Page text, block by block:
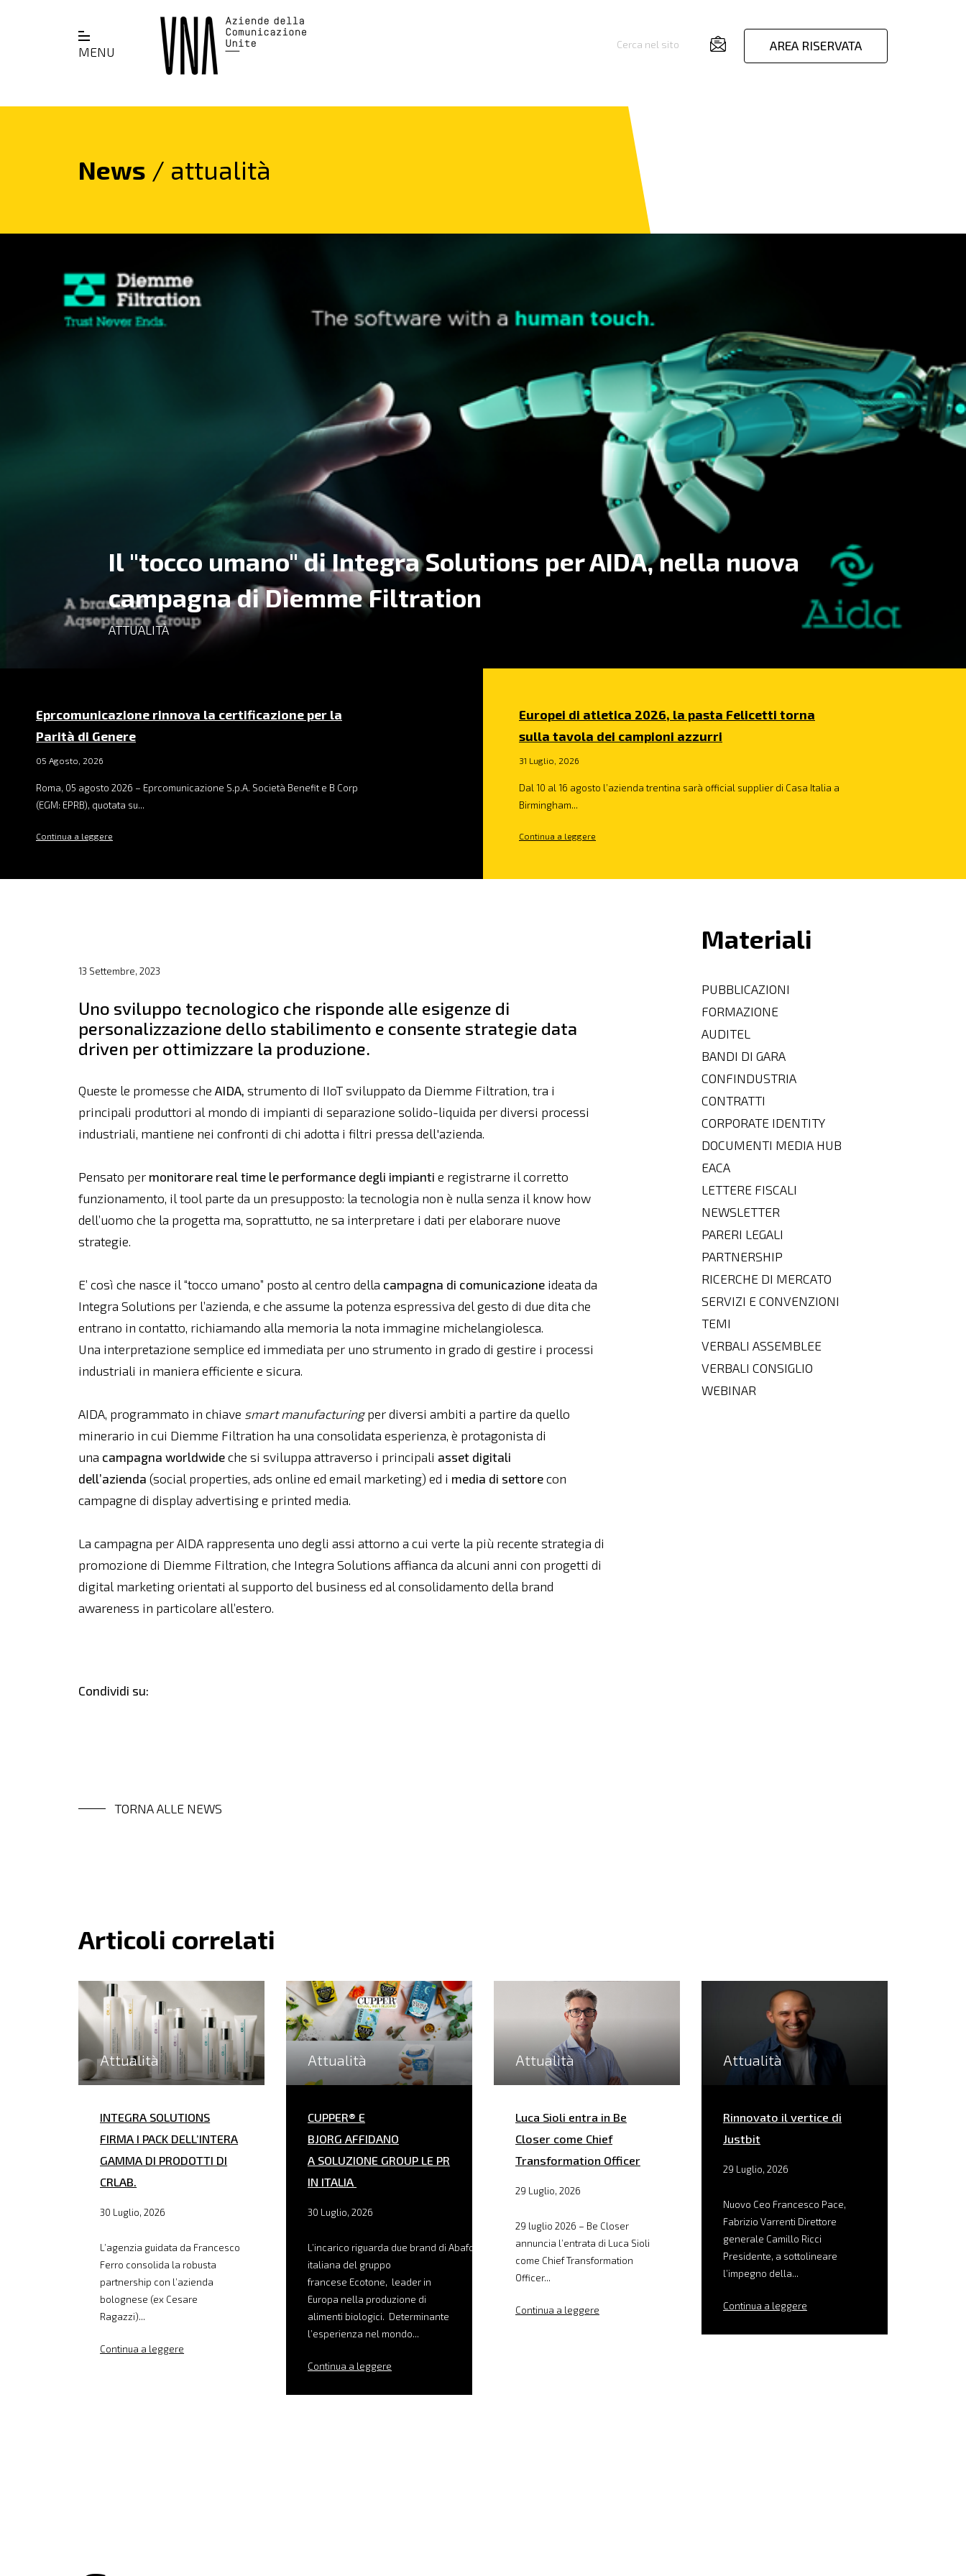
MENU
Cerca nel sito AREA RISERVATA
News / attualità
Il "tocco umano" di Integra Solutions per AIDA, nella nuova
campagna di Diemme Filtration
ATTUALITÀ
Eprcomunicazione rinnova la certificazione per la
Parità di Genere
05 Agosto, 2026
Roma, 05 agosto 2026 – Eprcomunicazione S.p.A. Società Benefit e B Corp
(EGM: EPRB), quotata su...
Continua a leggere
Europei di atletica 2026, la pasta Felicetti torna
sulla tavola dei campioni azzurri
31 Luglio, 2026
Dal 10 al 16 agosto l’azienda trentina sarà official supplier di Casa Italia a
Birmingham...
Continua a leggere
13 Settembre, 2023
Uno sviluppo tecnologico che risponde alle esigenze di
personalizzazione dello stabilimento e consente strategie data
driven per ottimizzare la produzione.
Queste le promesse cheAIDA, strumento di IIoT sviluppato da Diemme Filtration, tra i
principali produttori al mondo di impianti di separazione solido-liquida per diversi processi
industriali, mantiene nei confronti di chi adotta i filtri pressa dell'azienda.
Pensato per monitorare real time le performance degli impianti e registrarne il corretto
funzionamento, il tool parte da un presupposto: la tecnologia non è nulla senza il know how
dell’uomo che la progetta ma, soprattutto, ne sa interpretare i dati per elaborare nuove
strategie.
E’ così che nasce il “tocco umano” posto al centro della campagna di comunicazione ideata da
Integra Solutions per l’azienda, e che assume la potenza espressiva del gesto di due dita che
entrano in contatto, richiamando alla memoria la nota immagine michelangiolesca.
Una interpretazione semplice ed immediata per uno strumento in grado di gestire i processi
industriali in maniera efficiente e sicura.
AIDA, programmato in chiave smart manufacturingper diversi ambiti a partire da quello
minerario in cui Diemme Filtration ha una consolidata esperienza, è protagonista di
una campagna worldwideche si sviluppa attraverso i principali asset digitali
dell’azienda (social properties, ads online ed email marketing) ed i media di settorecon
campagne di display advertising e printed media.
La campagna per AIDA rappresenta uno degli assi attorno a cui verte la più recente strategia di
promozione di Diemme Filtration, che Integra Solutions affianca da alcuni anni con progetti di
digital marketing orientati al supporto del business ed al consolidamento della brand
awareness in particolare all’estero.
Condividi su:
TORNA ALLE NEWS
Materiali
PUBBLICAZIONI
FORMAZIONE
AUDITEL
BANDI DI GARA
CONFINDUSTRIA
CONTRATTI
CORPORATE IDENTITY
DOCUMENTI MEDIA HUB
EACA
LETTERE FISCALI
NEWSLETTER
PARERI LEGALI
PARTNERSHIP
RICERCHE DI MERCATO
SERVIZI E CONVENZIONI
TEMI
VERBALI ASSEMBLEE
VERBALI CONSIGLIO
WEBINAR
Articoli correlati
Attualità
INTEGRA SOLUTIONS
FIRMA I PACK DELL’INTERA
GAMMA DI PRODOTTI DI
CRLAB.
30 Luglio, 2026
L’agenzia guidata da Francesco
Ferro consolida la robusta
partnership con l’azienda
bolognese (ex Cesare
Ragazzi)...
Continua a leggere
Attualità
CUPPER® E
BJORG AFFIDANO
A SOLUZIONE GROUP LE PR
IN ITALIA
30 Luglio, 2026
L’incarico riguarda due brand di Abafoods, filiale
italiana del gruppo
francese Ecotone, leader in
Europa nella produzione di
alimenti biologici. Determinante
l’esperienza nel mondo...
Continua a leggere
Attualità
Luca Sioli entra in Be
Closer come Chief
Transformation Officer
29 Luglio, 2026
29 luglio 2026 – Be Closer
annuncia l’entrata di Luca Sioli
come Chief Transformation
Officer...
Continua a leggere
Attualità
Rinnovato il vertice di
Justbit
29 Luglio, 2026
Nuovo Ceo Francesco Pace,
Fabrizio Varrenti Direttore
generale Camillo Ricci
Presidente, a sottolineare
l’impegno della...
Continua a leggere